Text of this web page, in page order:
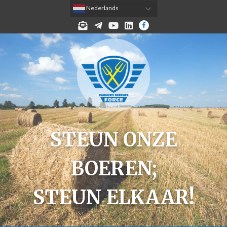
MELD JE AAN VOOR DE NIEUWSBRIEF!
TELEGRAMYOUTUBELINKEDINFACEBOOK
Nederlands
STEUN ONZE
BOEREN;
STEUN ELKAAR!